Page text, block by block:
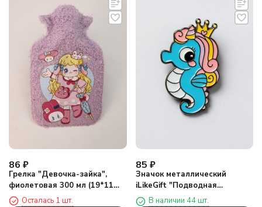
86 ₽
Грелка "Девочка-зайка",
фиолетовая 300 мл (19*11
см) Осталась 1 шт.
85 ₽
Значок металлический
iLikeGift "Подводная
принцесса"
В наличии 44 шт.